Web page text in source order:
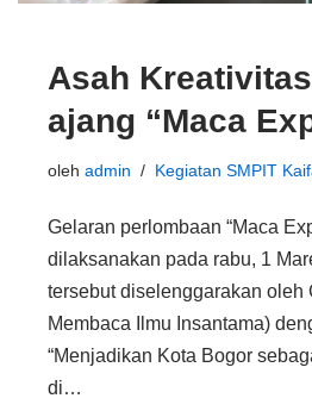
Asah
ajang “Maca
oleh admin Kegiatan SMPIT
Gelaran perlombaan “Maca
dilaksanakan pada rabu, 1
tersebut diselenggarakan oleh
Membaca Ilmu Insantama)
“Menjadikan Kota Bogor
di…